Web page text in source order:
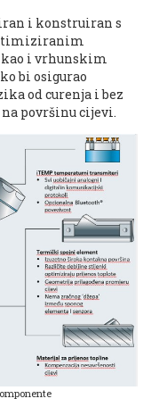
i konstruiran s
i vrhunskim
bi osigurao
od curenja i bez
površinu cijevi.